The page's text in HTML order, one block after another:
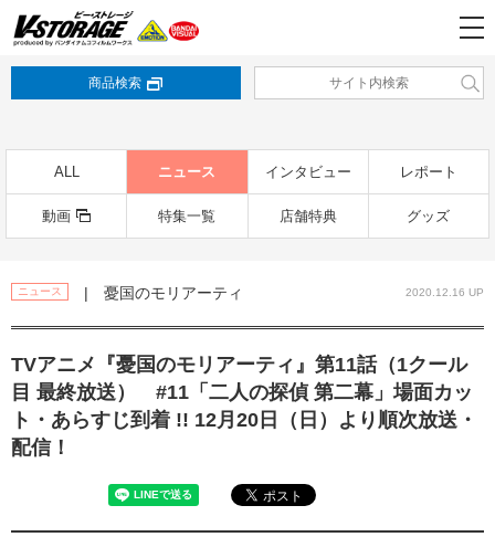
商品検索
ALL ニュース インタビュー レポート
動画 特集一覧 店舗特典 グッズ
ニュース | 憂国のモリアーティ 2020.12.16 UP
TVアニメ『憂国のモリアーティ』第11話（1クール
目 最終放送） #11「二人の探偵 第二幕」場面カッ
ト・あらすじ到着 !! 12月20日（日）より順次放送・
配信！